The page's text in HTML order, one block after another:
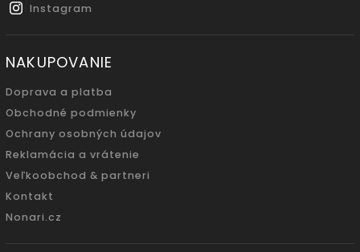
Instagram
NAKUPOVANIE
Doprava a platba
Obchodné podmienky
Ochrany osobných údajov
Reklamácia a vrátenie
Veľkoobchod & partneri
Kontakt
Nonari.cz